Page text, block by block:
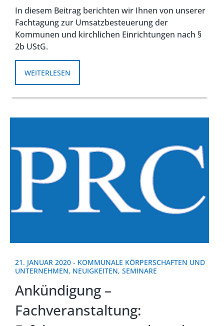
In diesem Beitrag berichten wir Ihnen von unserer
Fachtagung zur Umsatzbesteuerung der
Kommunen und kirchlichen Einrichtungen nach §
2b UStG.
WEITERLESEN
21. JANUAR 2020 - KOMMUNALE KÖRPERSCHAFTEN UND
UNTERNEHMEN, NEUIGKEITEN, SEMINARE
Ankündigung –
Fachveranstaltung: